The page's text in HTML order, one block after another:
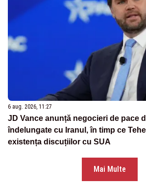
6 aug. 2026, 11:27
JD Vance anunță negocieri de pace
îndelungate cu Iranul, în timp ce
existența discuțiilor cu SUA
Mai Multe